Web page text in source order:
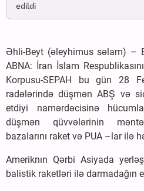
edildi
Əhli-Beyt (əleyhimus səlam) –
ABNA: İran İslam
Korpusu-SEPAH bu gün 28
radələrində düşmən ABŞ və
etdiyi namərdəcisinə
düşmən qüvvələrinin
bazalarını raket və PUA –lar ilə
Ameriknın Qərbi Asiyada
balistik raketləri ilə darmadağın